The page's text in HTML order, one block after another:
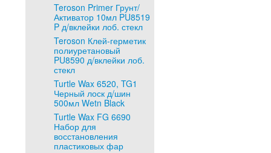
Teroson Primer Грунт/
Активатор 10мл PU8519
P д/вклейки лоб. стекл
Teroson Клей-герметик
полиуретановый
PU8590 д/вклейки лоб.
стекл
Turtle Wax 6520, TG1
Черный лоск д/шин
500мл Wetn Black
Turtle Wax FG 6690
Набор для
восстановления
пластиковых фар